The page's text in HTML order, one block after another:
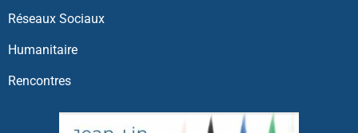
Réseaux Sociaux
Humanitaire
Rencontres